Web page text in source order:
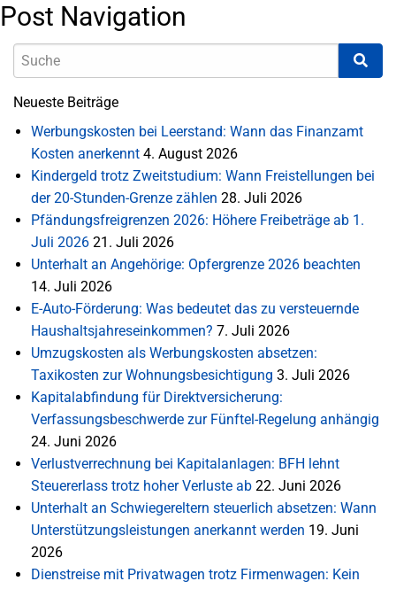
Post Navigation
Neueste Beiträge
Werbungskosten bei Leerstand: Wann das Finanzamt
Kosten anerkennt 4. August 2026
Kindergeld trotz Zweitstudium: Wann Freistellungen bei
der 20-Stunden-Grenze zählen 28. Juli 2026
Pfändungsfreigrenzen 2026: Höhere Freibeträge ab 1.
Juli 2026 21. Juli 2026
Unterhalt an Angehörige: Opfergrenze 2026 beachten
14. Juli 2026
E-Auto-Förderung: Was bedeutet das zu versteuernde
Haushaltsjahreseinkommen? 7. Juli 2026
Umzugskosten als Werbungskosten absetzen:
Taxikosten zur Wohnungsbesichtigung 3. Juli 2026
Kapitalabfindung für Direktversicherung:
Verfassungsbeschwerde zur Fünftel-Regelung anhängig
24. Juni 2026
Verlustverrechnung bei Kapitalanlagen: BFH lehnt
Steuererlass trotz hoher Verluste ab 22. Juni 2026
Unterhalt an Schwiegereltern steuerlich absetzen: Wann
Unterstützungsleistungen anerkannt werden 19. Juni
2026
Dienstreise mit Privatwagen trotz Firmenwagen: Kein